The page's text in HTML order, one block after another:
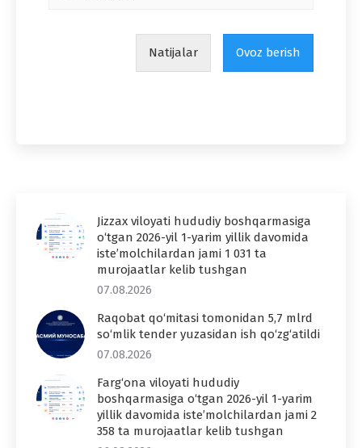
Natijalar Ovoz berish
Jizzax viloyati hududiy boshqarmasiga
o‘tgan 2026-yil 1-yarim yillik davomida
iste’molchilardan jami 1 031 ta
murojaatlar kelib tushgan
07.08.2026
Raqobat qo‘mitasi tomonidan 5,7 mlrd
so‘mlik tender yuzasidan ish qo‘zg‘atildi
07.08.2026
Farg‘ona viloyati hududiy
boshqarmasiga o‘tgan 2026-yil 1-yarim
yillik davomida iste’molchilardan jami 2
358 ta murojaatlar kelib tushgan